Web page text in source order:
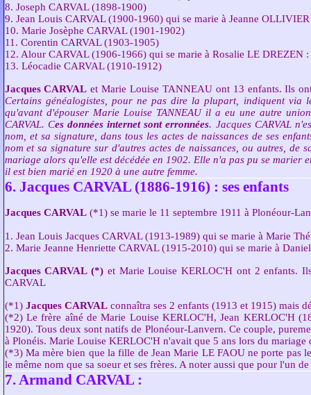
8. Joseph CARVAL (1898-1900)
9. Jean Louis CARVAL (1900-1960) qui se marie à Jeanne
10. Marie Josèphe CARVAL (1901-1902)
11. Corentin CARVAL (1903-1905)
12. Alour CARVAL (1906-1966) qui se marie à Rosalie LE DREZEN :
13. Léocadie CARVAL (1910-1912)
Jacques CARVAL et Marie Louise TANNEAU ont 13 enfants. Ils
Certains généalogistes, pour ne pas dire la plupart, indiquent via
qu'avant d'épouser Marie Louise TANNEAU il a eu une autre
CARVAL. Ces données internet sont erronnées. Jacques CARVAL
nom, et sa signature, dans tous les actes de naissances de ses
nom et sa signature sur d'autres actes de naissances, ou autres,
mariage alors qu'elle est décédée en 1902. Elle n'a pas pu se
il est bien marié en 1920 à une autre femme.
6. Jacques CARVAL (1886-1916) : ses enfants
Jacques CARVAL(*1) se marie le 11 septembre 1911 à Plonéour-
1. Jean Louis Jacques CARVAL (1913-1989) qui se marie à Marie
2. Marie Jeanne Henriette CARVAL (1915-2010) qui se marie à
Jacques CARVAL (*) et Marie Louise KERLOC'H ont 2 enfants.
CARVAL
(*1) Jacques CARVALconnaîtra ses 2 enfants (1913 et 1915) mais
(*2) Le frère aîné de Marie Louise KERLOC'H, Jean KERLOC'H
1920). Tous deux sont natifs de Plonéour-Lanvern. Ce couple,
à Plonéis. Marie Louise KERLOC'H n'avait que 5 ans lors du mariage
(*3) Ma mère bien que la fille de Jean Marie LE FAOU ne porte
le même nom que sa soeur et ses frères. A noter aussi que pour l'un
7. Armand CARVAL :